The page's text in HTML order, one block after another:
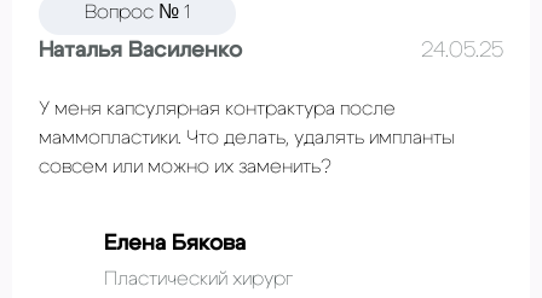
Вопрос № 1
Наталья Василенко 24.05.25
У меня капсулярная контрактура после
маммопластики. Что делать, удалять импланты
совсем или можно их заменить?
Елена Бякова
Пластический хирург